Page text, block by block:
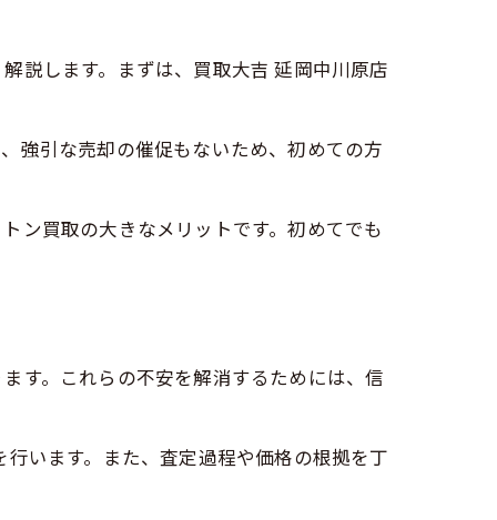
説します。まずは、買取大吉 延岡中川原店
強引な売却の催促もないため、初めての方
ン買取の大きなメリットです。初めてでも
す。これらの不安を解消するためには、信
います。また、査定過程や価格の根拠を丁